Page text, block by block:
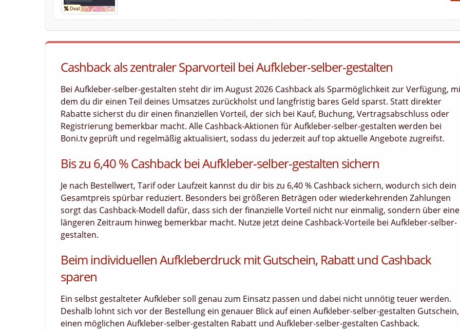
Cashback als zentraler Sparvorteil bei Aufkleber-selber-gestalten
Bei Aufkleber-selber-gestalten steht dir im August 2026 Cashback als Sparmöglichkeit zur Verfügung,
dem du dir einen Teil deines Umsatzes zurückholst und langfristig bares Geld sparst. Statt direkter
Rabatte sicherst du dir einen finanziellen Vorteil, der sich bei Kauf, Buchung, Vertragsabschluss oder
Registrierung bemerkbar macht. Alle Cashback-Aktionen für Aufkleber-selber-gestalten werden bei
Boni.tv geprüft und regelmäßig aktualisiert, sodass du jederzeit auf top aktuelle Angebote zugreifst.
Bis zu 6,40 % Cashback bei Aufkleber-selber-gestalten sichern
Je nach Bestellwert, Tarif oder Laufzeit kannst du dir bis zu 6,40 % Cashback sichern, wodurch sich dein
Gesamtpreis spürbar reduziert. Besonders bei größeren Beträgen oder wiederkehrenden Zahlungen
sorgt das Cashback-Modell dafür, dass sich der finanzielle Vorteil nicht nur einmalig, sondern über
längeren Zeitraum hinweg bemerkbar macht. Nutze jetzt deine Cashback-Vorteile bei Aufkleber-selber-
gestalten.
Beim individuellen Aufkleberdruck mit Gutschein, Rabatt und Cashback
sparen
Ein selbst gestalteter Aufkleber soll genau zum Einsatz passen und dabei nicht unnötig teuer werden.
Deshalb lohnt sich vor der Bestellung ein genauer Blick auf einen Aufkleber-selber-gestalten Gutschein,
einen möglichen Aufkleber-selber-gestalten Rabatt und Aufkleber-selber-gestalten Cashback.